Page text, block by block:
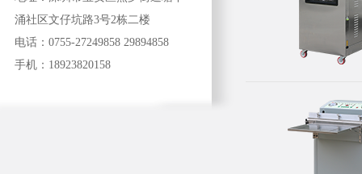
涌社区文仔坑路3号2栋二楼
电话：0755-27249858 29894858
手机：18923820158